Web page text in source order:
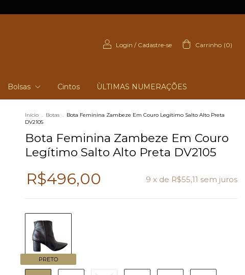
Login / Cadastre-se Carrinho (0)
Bolsas Cintos ÙLTIMAS NUMERAÇÕES
Início . Botas . Bota Feminina Zambeze Em Couro Legítimo Salto Alto Preta
DV2105
Bota Feminina Zambeze Em Couro
Legítimo Salto Alto Preta DV2105
R$496,00 9 x de R$55,11 sem juros
PRETO